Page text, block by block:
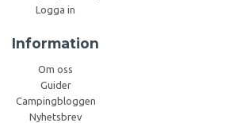
Logga in
Information
Om oss
Guider
Campingbloggen
Nyhetsbrev